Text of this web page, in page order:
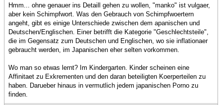
Hmm... ohne genauer ins Detaill gehen zu wollen, "manko" ist vulgaer,
aber kein Schimpfwort. Was den Gebrauch von Schimpfwoertern
angeht, gibt es einige Unterschiede zwischen dem apanischen und
Deutschen/Englischen. Einer betrifft die Kategorie "Geschlechtsteile",
die im Gegensatz zum Deutschen und Englischen, wo sie inflationaer
gebraucht werden, im Japanischen eher selten vorkommen.
Wo man so etwas lernt? Im Kindergarten. Kinder scheinen eine
Affinitaet zu Exkrementen und den daran beteiligten Koerperteilen zu
haben. Darueber hinaus in vermutlich jedem japanischen Porno zu
finden.